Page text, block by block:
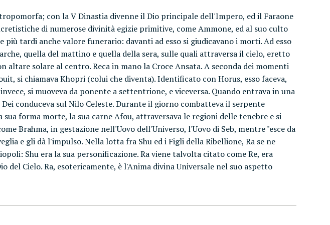
con la V Dinastia divenne il Dio principale dell'Impero, ed il Faraone
di numerose divinità egizie primitive, come Ammone, ed al suo culto
tardi anche valore funerario: davanti ad esso si giudicavano i morti. Ad esso
quella del mattino e quella della sera, sulle quali attraversa il cielo, eretto
solare al centro. Reca in mano la Croce Ansata. A seconda dei momenti
si chiamava Khopri (colui che diventa). Identificato con Horus, esso faceva,
si muoveva da ponente a settentrione, e viceversa. Quando entrava in una
conduceva sul Nilo Celeste. Durante il giorno combatteva il serpente
forma morte, la sua carne Afou, attraversava le regioni delle tenebre e si
Brahma, in gestazione nell'Uovo dell'Universo, l'Uovo di Seb, mentre "esce da
e gli dà l'impulso. Nella lotta fra Shu ed i Figli della Ribellione, Ra se ne
Shu era la sua personificazione. Ra viene talvolta citato come Re, era
del Cielo. Ra, esotericamente, è l'Anima divina Universale nel suo aspetto